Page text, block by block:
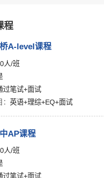
程
A-level课程
人/班
过笔试+面试
英语+理综+EQ+面试
AP课程
人/班
过笔试+面试